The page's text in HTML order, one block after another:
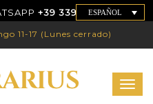
ESPAÑOL
+39 339 7786192
11-17 (Lunes cerrado)